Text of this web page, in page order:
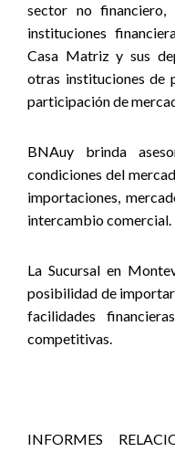
sector no financiero,
instituciones
Casa Matriz y sus
otras instituciones de
participación de
BNAuy brinda
condiciones del
importaciones,
intercambio comercial.
La Sucursal en
posibilidad de
facilidades
competitivas.
INFORMES